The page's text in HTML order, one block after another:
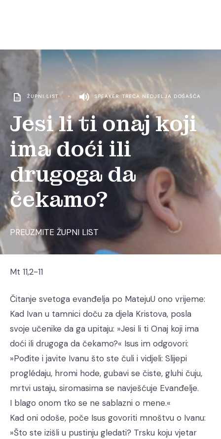
ŽUPNI LIST • SPEAKER: TREĆA NEDJELJA DOŠAŠĆA
Jesi li ti onaj koji
ima doći ili
drugoga da
čekamo?
PREUZMITE ŽUPNI LIST
Mt 11,2-11
Čitanje svetoga evanđelja po MatejuU ono vrijeme:
Kad Ivan u tamnici doču za djela Kristova, posla
svoje učenike da ga upitaju: »Jesi li ti Onaj koji ima
doći ili drugoga da čekamo?« Isus im odgovori:
»Pođite i javite Ivanu što ste čuli i vidjeli: Slijepi
proglédaju, hromi hode, gubavi se čiste, gluhi čuju,
mrtvi ustaju, siromasima se navješćuje Evanđelje.
I blago onom tko se ne sablazni o mene.«
Kad oni odoše, poče Isus govoriti mnoštvu o Ivanu:
»Što ste izišli u pustinju gledati? Trsku koju vjetar